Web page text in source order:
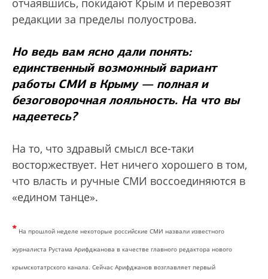
отчаявшись, покидают Крым и перевозят
редакции за пределы полуострова.
Но ведь вам ясно дали понять:
единственный возможный вариант
работы СМИ в Крыму — полная и
безоговорочная лояльность. На что вы
надеетесь?
На то, что здравый смысл все-таки
восторжествует. Нет ничего хорошего в том,
что власть и ручные СМИ воссоединяются в
«едином танце».
* На прошлой неделе некоторые российские СМИ назвали известного
журналиста Рустама Арифджанова в качестве главного редактора нового
крымскотатрского канала. Сейчас Арифджанов возглавляет первый